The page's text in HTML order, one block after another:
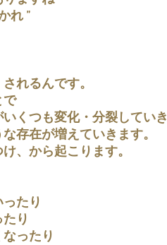
れ ”
れるんです。
で
くつも変化・分裂していき
存在が増えていきます。
、から起こります。
たり
り
ったり